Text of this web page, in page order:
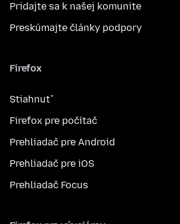
Pridajte sa k našej komunite
Preskúmajte články podpory
Firefox
Stiahnuť
Firefox pre počítač
Prehliadač pre Android
Prehliadač pre iOS
Prehliadač Focus